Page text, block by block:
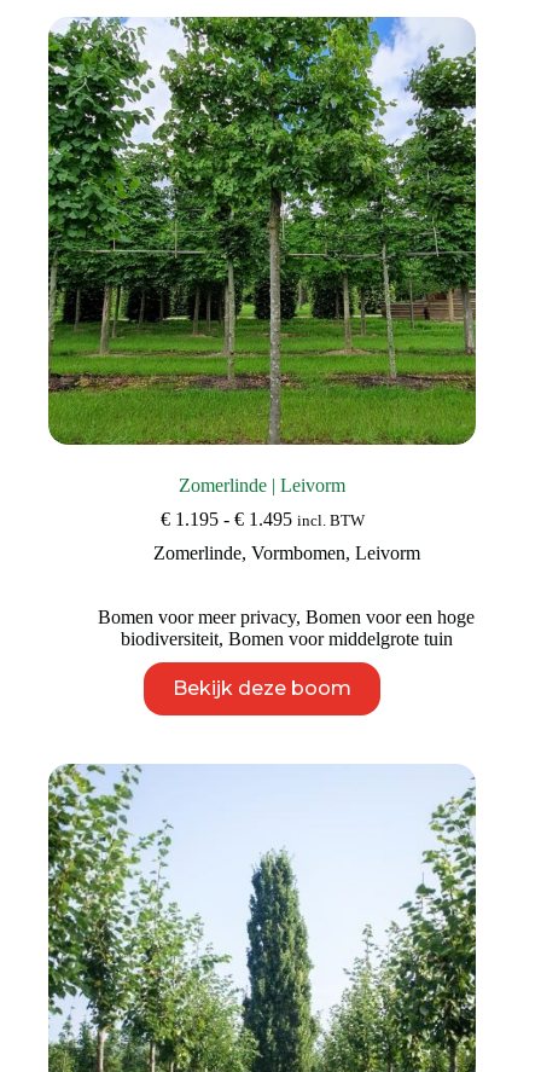
Deze
optie
kan
gekozen
worden
op
de
productpagina
Zomerlinde | Leivorm
€1.195 - €1.495Prijsklasse:
tot
incl. BTW
Zomerlinde, Vormbomen, Leivorm
Bomen voor meer privacy,Bomen voor een hoge
biodiversiteit, Bomen voor middelgrote tuin
Bekijk deze boom
product
heeft
gekozen
worden
op
de
productpagina